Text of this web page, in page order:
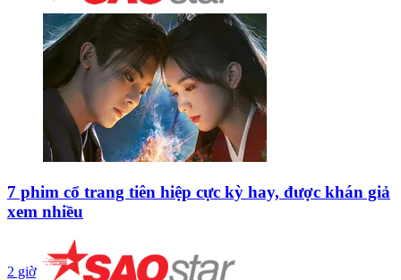
7 phim cổ trang tiên hiệp cực kỳ hay, được khán giả
xem nhiều
2 giờ